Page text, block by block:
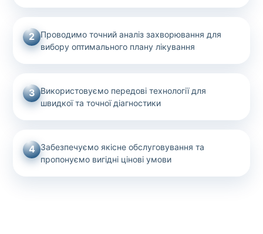
2
Проводимо точний аналіз захворювання для
вибору оптимального плану лікування
3 Використовуємо передові технології для
швидкої та точної діагностики
4 Забезпечуємо якісне обслуговування та
пропонуємо вигідні цінові умови